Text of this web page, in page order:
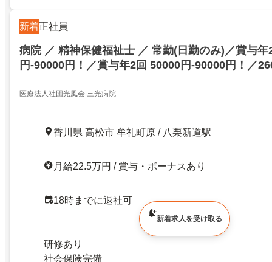
新着正社員
病院 ／ 精神保健福祉士 ／ 常勤(日勤のみ)／賞与年
円-90000円！／賞与年2回 50000円-90000円！／
医療法人社団光風会 三光病院
香川県 高松市 牟礼町原 / 八栗新道駅
月給22.5万円 / 賞与・ボーナスあり
18時までに退社可
研修あり
社会保険完備
新着求人を受け取る